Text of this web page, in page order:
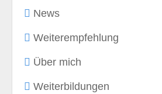
News
Weiterempfehlung
Über mich
Weiterbildungen